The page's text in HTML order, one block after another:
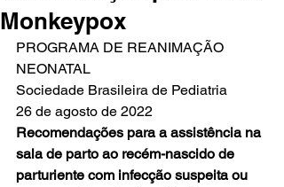
Monkeypox
PROGRAMA DE REANIMAÇÃO
NEONATAL
Sociedade Brasileira de Pediatria
26 de agosto de 2022
Recomendações para a assistência na
sala de parto ao recém-nascido de
parturiente com infecção suspeita ou